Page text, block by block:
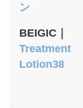
ン
BEIGIC｜
Treatment
Lotion38